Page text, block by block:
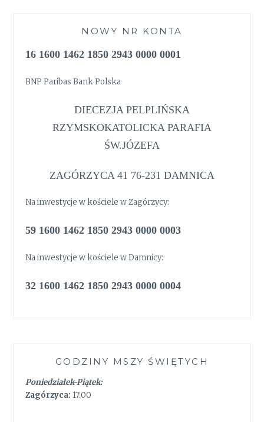
NOWY NR KONTA
16 1600 1462 1850 2943 0000 0001
BNP Paribas Bank Polska
DIECEZJA PELPLIŃSKA
RZYMSKOKATOLICKA PARAFIA
ŚW.JÓZEFA
ZAGÓRZYCA 41 76-231 DAMNICA
Na inwestycje w kościele w Zagórzycy:
59 1600 1462 1850 2943 0000 0003
Na inwestycje w kościele w Damnicy:
32 1600 1462 1850 2943 0000 0004
GODZINY MSZY ŚWIĘTYCH
Poniedziałek-Piątek:
Zagórzyca: 17:00